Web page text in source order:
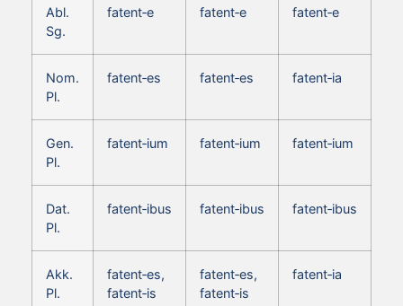
Abl.
Sg.
fatent‑e fatent‑e fatent‑e
Nom.
Pl.
fatent‑es fatent‑es fatent‑ia
Gen.
Pl.
fatent‑ium fatent‑ium fatent‑ium
Dat.
Pl.
fatent‑ibus fatent‑ibus fatent‑ibus
Akk.
Pl.
fatent‑es,
fatent‑is
fatent‑es,
fatent‑is
fatent‑ia